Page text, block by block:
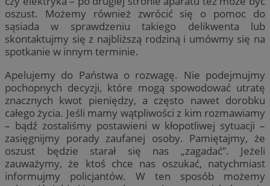
oszust. Możemy również zwrócić się o pomoc do
sąsiada w sprawdzeniu takiego delikwenta lub
skontaktujmy się z najbliższą rodziną i umówmy się na
spotkanie w innym terminie.
Apelujemy do Państwa o rozwagę. Nie podejmujmy
pochopnych decyzji, które mogą spowodować utratę
znacznych kwot pieniędzy, a często nawet dorobku
całego życia. Jeśli mamy wątpliwości z kim rozmawiamy
– bądź zostaliśmy postawieni w kłopotliwej sytuacji –
zasięgnijmy porady zaufanej osoby. Pamiętajmy, że
oszust będzie starał się nas „zagadać”. Jeżeli
zauważymy, że ktoś chce nas oszukać, natychmiast
informujmy policjantów. W ten sposób możemy